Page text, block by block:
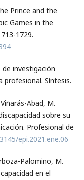
Prince and the
Games in the
1729.
de investigación
profesional. Síntesis.
Abad, M.
sobre su
Profesional de
epi.2021.ene.06
Palomino, M.
en el